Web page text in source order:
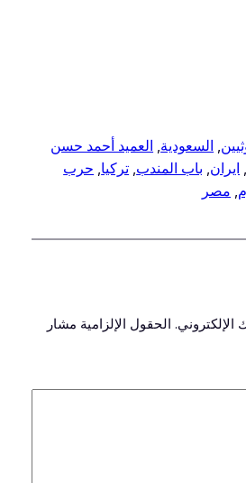
, السعودية, العميد أحمد حسن
, ايران, باب المندب, تركيا, حرب
, مصر
الإلكتروني. الحقول الإلزامية مشار